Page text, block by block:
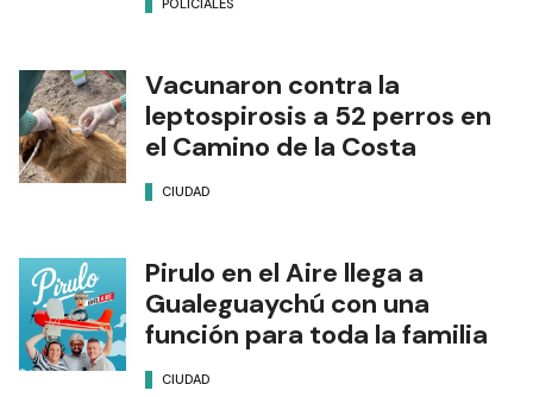
Vacunaron contra la
leptospirosis a 52 perros en
el Camino de la Costa
CIUDAD
Pirulo en el Aire llega a
Gualeguaychú con una
función para toda la familia
CIUDAD